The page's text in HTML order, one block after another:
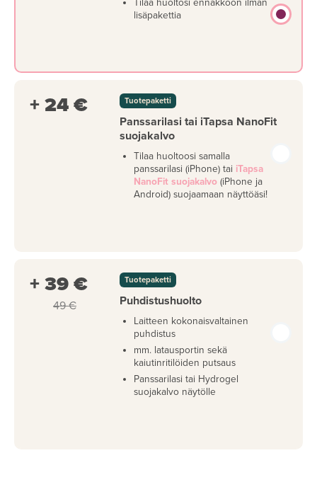
Tilaa huoltosi ennakkoon ilman
lisäpakettia
+ 24 € Tuotepaketti
Panssarilasi tai iTapsa NanoFit
suojakalvo
Tilaa huoltoosi samalla
panssarilasi (iPhone) tai iTapsa
NanoFit suojakalvo (iPhone ja
Android) suojaamaan näyttöäsi!
+ 39 €
49 €
Tuotepaketti
Puhdistushuolto
Laitteen kokonaisvaltainen
puhdistus
mm. latausportin sekä
kaiutinritilöiden putsaus
Panssarilasi tai Hydrogel
suojakalvo näytölle